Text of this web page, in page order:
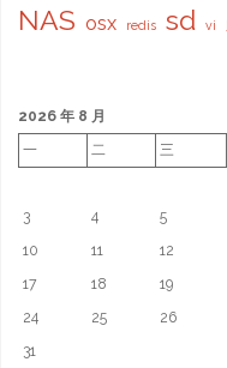
NAS osx redis sd vi
2026 年 8 月
一 二 三
3
4 5
10
11 12
17
18 19
24
25 26
31